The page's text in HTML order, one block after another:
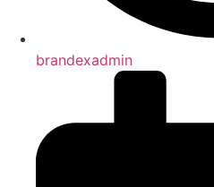
brandexadmin